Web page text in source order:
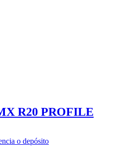
R20 PROFILE
o depósito